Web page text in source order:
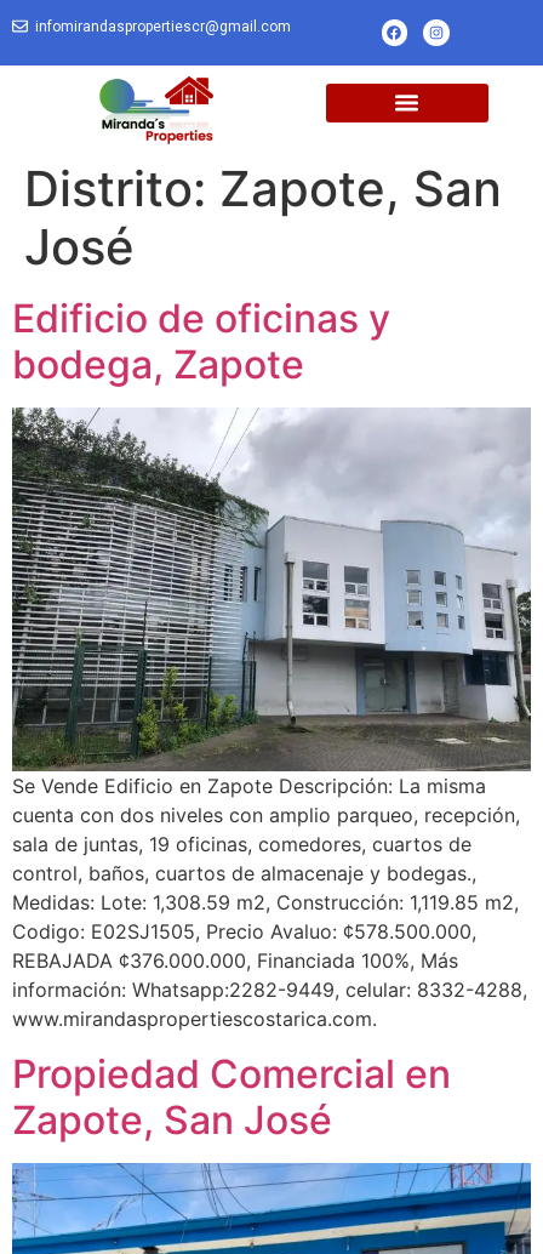
infomirandaspropertiescr@gmail.com
Distrito: Zapote, San
José
Edificio de oficinas y
bodega, Zapote
Se Vende Edificio en Zapote Descripción: La misma
cuenta con dos niveles con amplio parqueo, recepción,
sala de juntas, 19 oficinas, comedores, cuartos de
control, baños, cuartos de almacenaje y bodegas.,
Medidas: Lote: 1,308.59 m2, Construcción: 1,119.85 m2,
Codigo: E02SJ1505, Precio Avaluo: ¢578.500.000,
REBAJADA ¢376.000.000, Financiada 100%, Más
información: Whatsapp:2282-9449, celular: 8332-4288,
www.mirandaspropertiescostarica.com.
Propiedad Comercial en
Zapote, San José